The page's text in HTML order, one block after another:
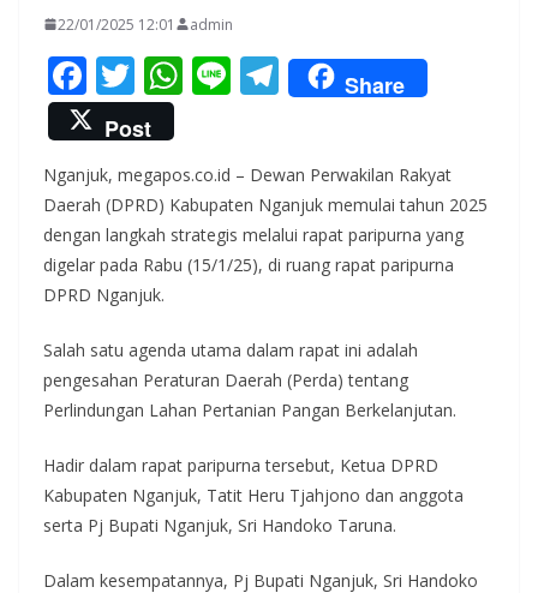
22/01/2025 12:01 admin
F
ac
e
b
o
o
k
T
w
itt
er
W
s
A
p
Li T
el
gr
a
m
Share
Post
Nganjuk, megapos.co.id – Dewan Perwakilan Rakyat
Daerah (DPRD) Kabupaten Nganjuk memulai tahun 2025
dengan langkah strategis melalui rapat paripurna yang
digelar pada Rabu (15/1/25), di ruang rapat paripurna
DPRD Nganjuk.
Salah satu agenda utama dalam rapat ini adalah
pengesahan Peraturan Daerah (Perda) tentang
Perlindungan Lahan Pertanian Pangan Berkelanjutan.
Hadir dalam rapat paripurna tersebut, Ketua DPRD
Kabupaten Nganjuk, Tatit Heru Tjahjono dan anggota
serta Pj Bupati Nganjuk, Sri Handoko Taruna.
Dalam kesempatannya, Pj Bupati Nganjuk, Sri Handoko